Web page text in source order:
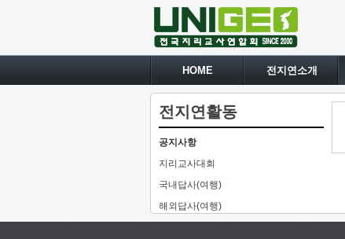
HOME 전지연소개
전지연활동
공지사항
지리교사대회
국내답사(여행)
해외답사(여행)